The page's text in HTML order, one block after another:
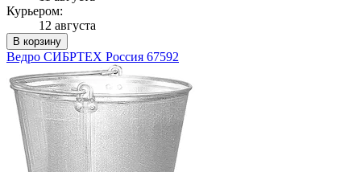
Курьером:
12 августа
В корзину
Ведро СИБРТЕХ Россия 67592